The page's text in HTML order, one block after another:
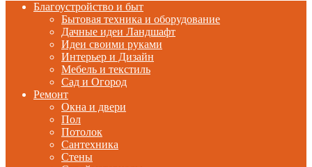
Благоустройство и быт
Бытовая техника и оборудование
Дачные идеи Ландшафт
Идеи своими руками
Интерьер и Дизайн
Мебель и текстиль
Сад и Огород
Ремонт
Окна и двери
Пол
Потолок
Сантехника
Стены